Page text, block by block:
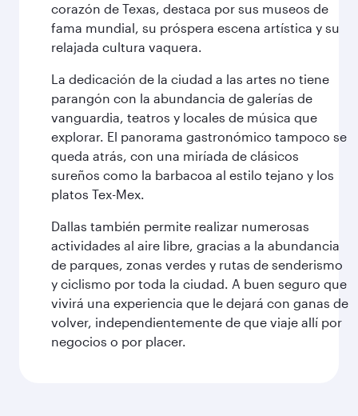
corazón de Texas, destaca por sus museos de
fama mundial, su próspera escena artística y su
relajada cultura vaquera.
La dedicación de la ciudad a las artes no tiene
parangón con la abundancia de galerías de
vanguardia, teatros y locales de música que
explorar. El panorama gastronómico tampoco se
queda atrás, con una miríada de clásicos
sureños como la barbacoa al estilo tejano y los
platos Tex-Mex.
Dallas también permite realizar numerosas
actividades al aire libre, gracias a la abundancia
de parques, zonas verdes y rutas de senderismo
y ciclismo por toda la ciudad. A buen seguro que
vivirá una experiencia que le dejará con ganas de
volver, independientemente de que viaje allí por
negocios o por placer.